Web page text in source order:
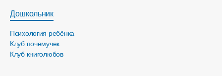
Дошкольник
Психология ребёнка
Клуб почемучек
Клуб книголюбов